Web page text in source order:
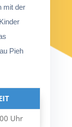
mit der
Pieh
Uhr